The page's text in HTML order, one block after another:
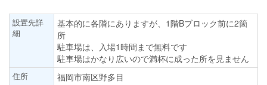
設置先詳
細
基本的に各階にありますが、1階Bブロック前に2箇
所
駐車場は、入場1時間まで無料です
駐車場はかなり広いので満杯に成った所を見ません
住所 福岡市南区野多目